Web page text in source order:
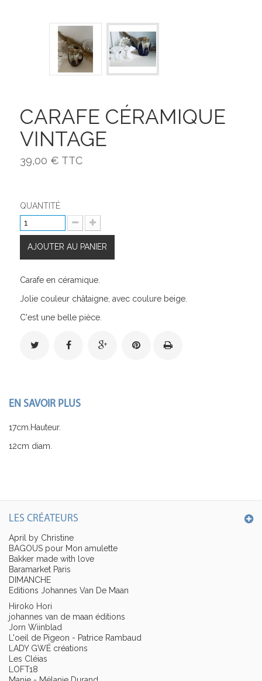
CARAFE CÉRAMIQUE
VINTAGE
39,00 € TTC
QUANTITÉ
AJOUTER AU PANIER
Carafe en céramique.
Jolie couleur châtaigne, avec coulure beige.
C'est une belle pièce.
EN SAVOIR PLUS
17cm.Hauteur.
12cm diam.
LES CRÉATEURS
April by Christine
BAGOUS pour Mon amulette
Bakker made with love
Baramarket Paris
DIMANCHE
Editions Johannes Van De Maan
Hiroko Hori
johannes van de maan éditions
Jorn Wiinblad
L'oeil de Pigeon - Patrice Rambaud
LADY GWÉ créations
Les Cléias
LOFT18